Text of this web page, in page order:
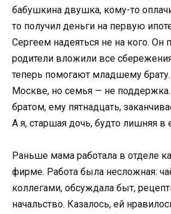
бабушкина двушка, кому-то
то получил деньги на первую
Сергеем надеяться не на кого. Он
родители вложили все
теперь помогают младшему
Москве, но семья — не
братом, ему пятнадцать,
А я, старшая дочь, будто лишняя в
Раньше мама работала в отделе
фирме. Работа была несложная:
коллегами, обсуждала быт,
начальство. Казалось, ей